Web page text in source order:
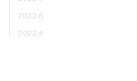
2022.6
2022.4